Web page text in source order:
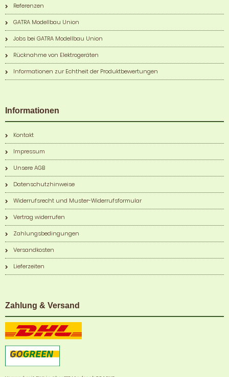
Referenzen
GATRA Modellbau Union
Jobs bei GATRA Modellbau Union
Rücknahme von Elektrogeräten
Informationen zur Echtheit der Produktbewertungen
Informationen
Kontakt
Impressum
Unsere AGB
Datenschutzhinweise
Widerrufsrecht und Muster-Widerrufsformular
Vertrag widerrufen
Zahlungsbedingungen
Versandkosten
Lieferzeiten
Zahlung & Versand